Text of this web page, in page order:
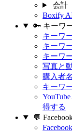
会計
Boxify
🔑 キーワ
キーワ
キーワ
キーワ
写真と
購入者
キーワ
得する
💬